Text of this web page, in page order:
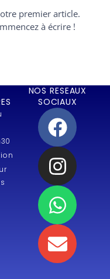
premier article.
à écrire !
NOS RESEAUX
SOCIAUX